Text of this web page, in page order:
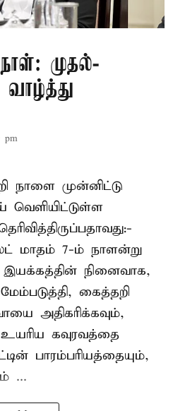
முதல்-
pm
நாளை முன்னிட்டு
மாதம் 7-ம் நாளன்று
இயக்கத்தின் நினைவாக,
கைத்தறி
அதிகரிக்கவும்,
கவுரவத்தை
பாரம்பரியத்தையும்,
...